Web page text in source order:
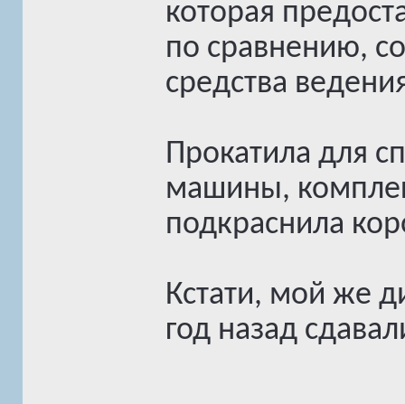
которая
по сравнению,
средства
Прокатила для
машины,
подкраснила
Кстати, мой же
год назад